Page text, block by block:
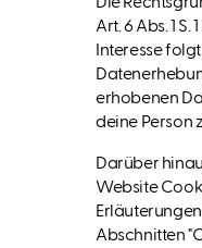
Art. 6 Abs. 1
Interesse
erhobenen
deine Person
Darüber
Website
Abschnitten